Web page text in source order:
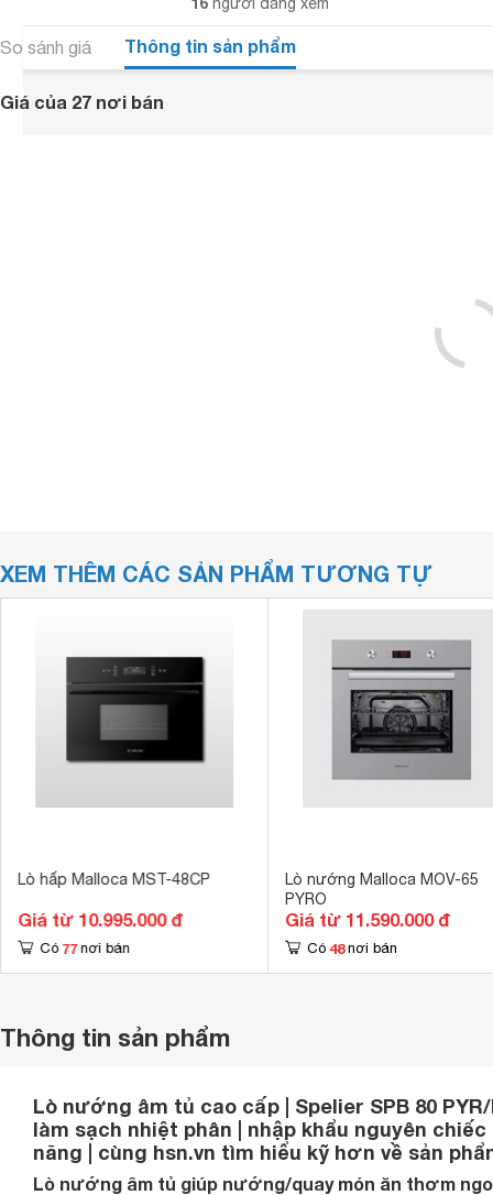
So sánh giá Thông tin sản phẩm
Giá của 27 nơi bán
XEM THÊM CÁC SẢN PHẨM TƯƠNG TỰ
Lò hấp Malloca MST-48CP
Giá từ 10.995.000 đ
Có 77 nơi bán
Lò nướng Malloca MOV-65
PYRO
Giá từ 11.590.000 đ
Có 48 nơi bán
Thông tin sản phẩm
Lò nướng âm tủ cao cấp | Spelier SPB 80
làm sạch nhiệt phân | nhập khẩu nguyên
năng | cùng hsn.vn tìm hiểu kỹ hơn về sản
Lò nướng âm tủ giúp nướng/quay món ăn thơm